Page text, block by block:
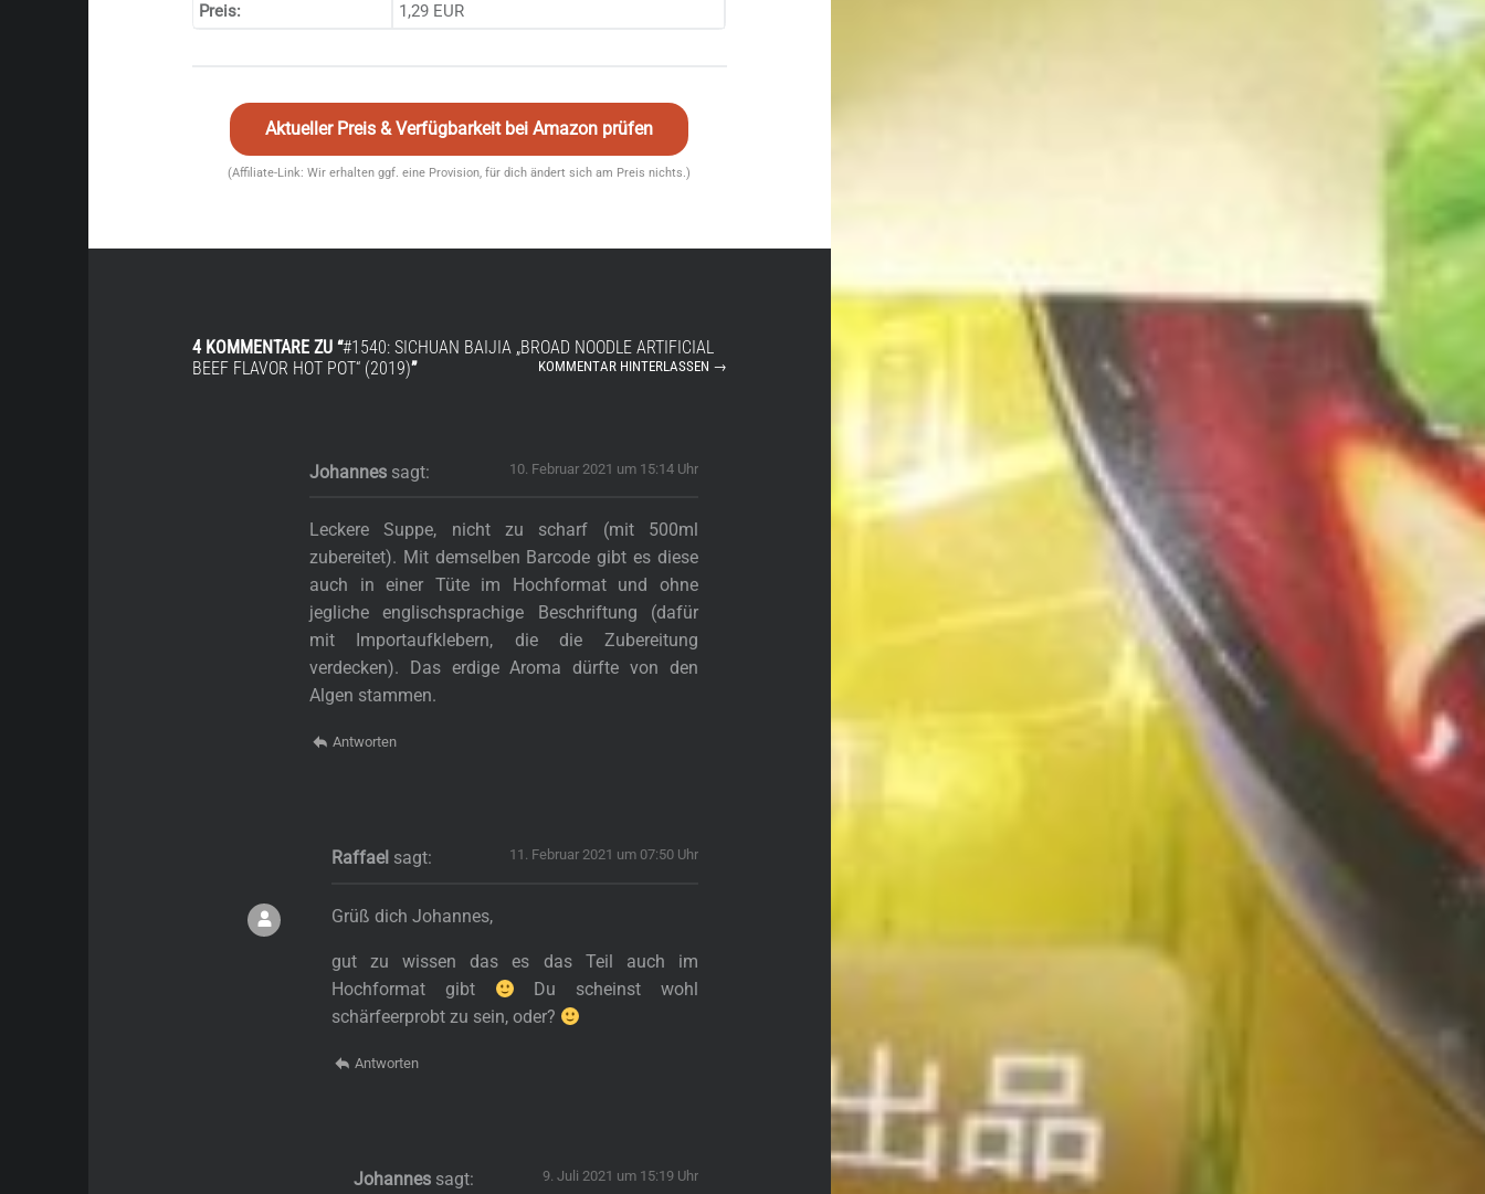
Preis:
1,29 EUR
Aktueller Preis & Verfügbarkeit bei Amazon prüfen
(Affiliate-Link: Wir erhalten ggf. eine Provision, für dich ändert sich am Preis nichts.)
4 KOMMENTARE ZU “#1540: SICHUAN BAIJIA „BROAD NOODLE ARTIFICIAL
BEEF FLAVOR HOT POT“ (2019)” KOMMENTAR HINTERLASSEN →
Johannes sagt: 10. Februar 2021 um 15:14 Uhr
Leckere Suppe, nicht zu scharf (mit 500ml
zubereitet). Mit demselben Barcode gibt es diese
auch in einer Tüte im Hochformat und ohne
jegliche englischsprachige Beschriftung (dafür
mit Importaufklebern, die die Zubereitung
verdecken). Das erdige Aroma dürfte von den
Algen stammen.
Antworten
Raffael sagt: 11. Februar 2021 um 07:50 Uhr
Grüß dich Johannes,
gut zu wissen das es das Teil auch im
Hochformat gibt
Du scheinst wohl
schärfeerprobt zu sein, oder?
Antworten
Johannes sagt: 9. Juli 2021 um 15:19 Uhr